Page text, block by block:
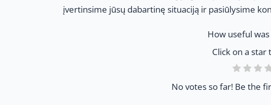
įvertinsime jūsų dabartinę situaciją ir pasiūlysime
How useful
Click on a star
No votes so far! Be the